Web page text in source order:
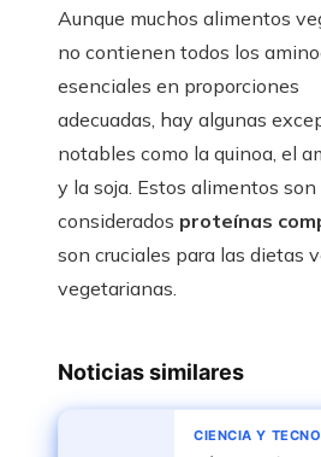
Aunque muchos alimentos
no contienen todos los
esenciales en proporciones
adecuadas, hay algunas
notables como la quinoa, el
y la soja. Estos alimentos son
considerados proteínas
son cruciales para las dietas
vegetarianas.
Noticias similares
CIENCIA Y